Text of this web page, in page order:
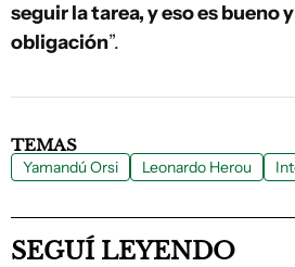
seguir la tarea, y eso es bueno
obligación”.
TEMAS
Yamandú Orsi Leonardo Herou
SEGUÍ LEYENDO